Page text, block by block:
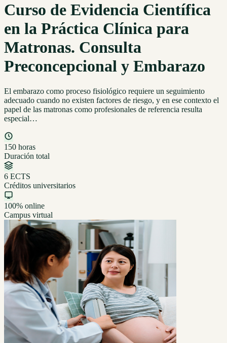
Curso de Evidencia Científica
en la Práctica Clínica para
Matronas. Consulta
Preconcepcional y Embarazo
El embarazo como proceso fisiológico requiere un seguimiento
adecuado cuando no existen factores de riesgo, y en ese contexto el
papel de las matronas como profesionales de referencia resulta
especial…
150 horas
Duración total
6 ECTS
Créditos universitarios
100% online
Campus virtual